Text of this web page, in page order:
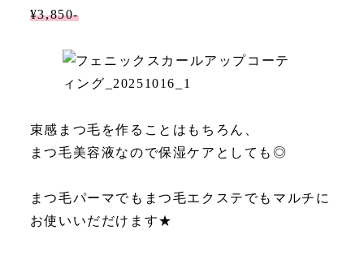
¥3,850-
束感まつ毛を作ることはもちろん、
まつ毛美容液なので保湿ケアとしても◎
まつ毛パーマでもまつ毛エクステでもマルチに
お使いいだだけます★